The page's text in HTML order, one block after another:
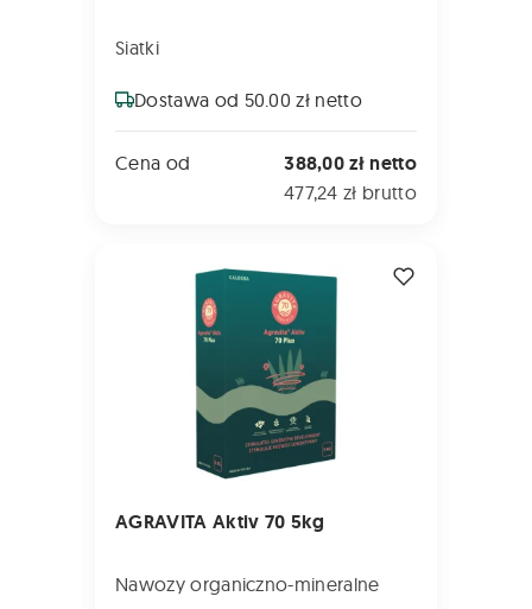
Siatki
Dostawa od 50.00 zł netto
Cena od 388,00 zł netto
477,24 zł brutto
AGRAVITA Aktiv 70 5kg
Nawozy organiczno-mineralne